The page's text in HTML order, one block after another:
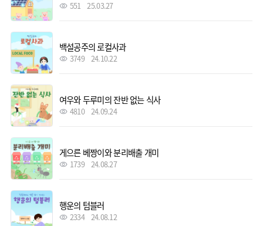
551 25.03.27
백설공주의 로컬사과
3749 24.10.22
여우와 두루미의 잔반 없는 식사
4810 24.09.24
게으른 베짱이와 분리배출 개미
1739 24.08.27
행운의 텀블러
2334 24.08.12